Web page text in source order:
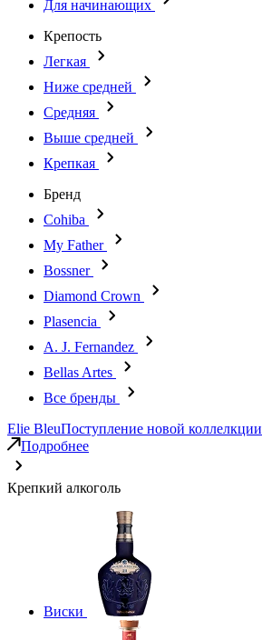
Для начинающих
Крепость
Легкая
Ниже средней
Средняя
Выше средней
Крепкая
Бренд
Cohiba
My Father
Bossner
Diamond Crown
Plasencia
A. J. Fernandez
Bellas Artes
Все бренды
Elie BleuПоступление новой коллелкции
Подробнее
Крепкий алкоголь
Виски